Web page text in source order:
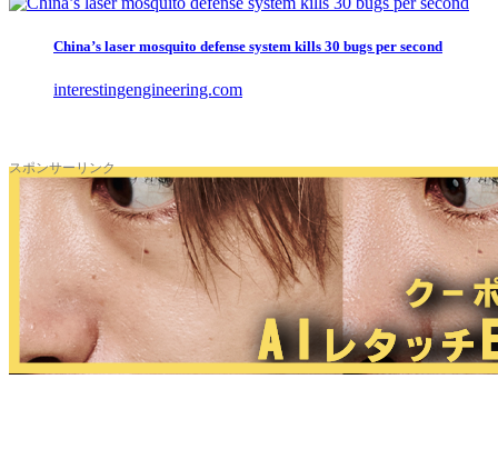
China’s laser mosquito defense system kills 30 bugs per second
interestingengineering.com